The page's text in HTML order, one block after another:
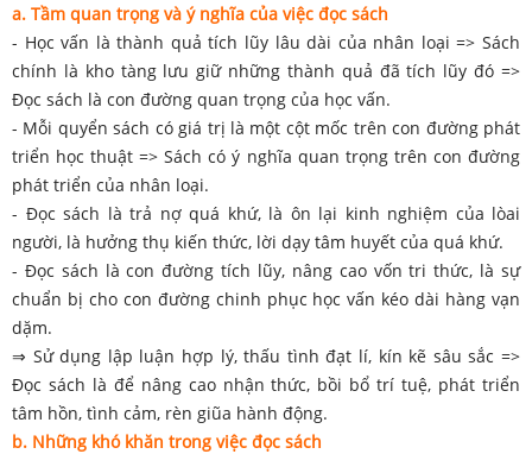
a. Tầm quan trọng và ý nghĩa của việc đọc sách
- Học vấn là thành quả tích lũy lâu dài của nhân loại => Sách
chính là kho tàng lưu giữ những thành quả đã tích lũy đó =>
Đọc sách là con đường quan trọng của học vấn.
- Mỗi quyển sách có giá trị là một cột mốc trên con đường phát
triển học thuật => Sách có ý nghĩa quan trọng trên con đường
phát triển của nhân loại.
- Đọc sách là trả nợ quá khứ, là ôn lại kinh nghiệm của lòai
người, là hưởng thụ kiến thức, lời dạy tâm huyết của quá khứ.
- Đọc sách là con đường tích lũy, nâng cao vốn tri thức, là sự
chuẩn bị cho con đường chinh phục học vấn kéo dài hàng vạn
dặm.
⇒ Sử dụng lập luận hợp lý, thấu tình đạt lí, kín kẽ sâu sắc =>
Đọc sách là để nâng cao nhận thức, bồi bổ trí tuệ, phát triển
tâm hồn, tình cảm, rèn giũa hành động.
b. Những khó khăn trong việc đọc sách